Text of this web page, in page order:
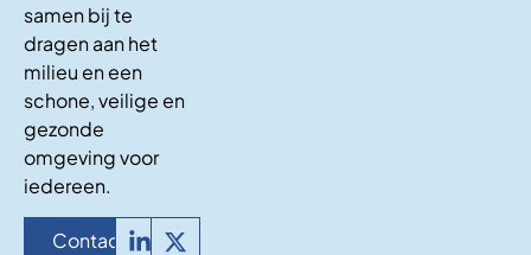
samen bij te
dragen aan het
milieu en een
schone, veilige en
gezonde
omgeving voor
iedereen.
Contact